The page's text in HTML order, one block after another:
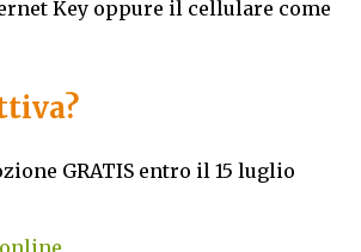
Key oppure il cellulare come
GRATIS entro il 15 luglio
online